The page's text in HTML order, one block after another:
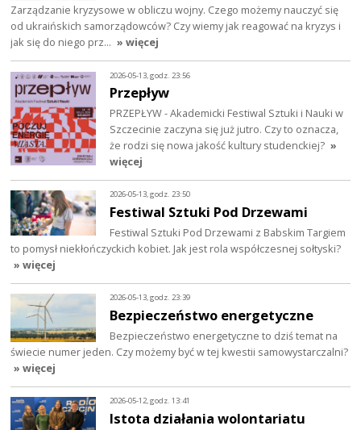
Zarządzanie kryzysowe w obliczu wojny. Czego możemy nauczyć się
od ukraińskich samorządowców? Czy wiemy jak reagować na kryzys i
jak się do niego prz… » więcej
2026-05-13, godz. 23:56
Przepływ
PRZEPŁYW - Akademicki Festiwal Sztuki i Nauki w
Szczecinie zaczyna się już jutro. Czy to oznacza,
że rodzi się nowa jakość kultury studenckiej? »
więcej
2026-05-13, godz. 23:50
Festiwal Sztuki Pod Drzewami
Festiwal Sztuki Pod Drzewami z Babskim Targiem
to pomysł niekłończyckich kobiet. Jak jest rola współczesnej sołtyski?
» więcej
2026-05-13, godz. 23:39
Bezpieczeństwo energetyczne
Bezpieczeństwo energetyczne to dziś temat na
świecie numer jeden. Czy możemy być w tej kwestii samowystarczalni?
» więcej
2026-05-12, godz. 13:41
Istota działania wolontariatu